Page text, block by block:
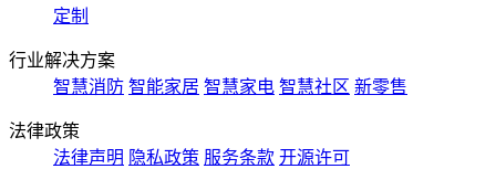
定制
行业解决方案
智慧消防 智能家居 智慧家电 智慧社区 新零售
法律政策
法律声明 隐私政策 服务条款 开源许可